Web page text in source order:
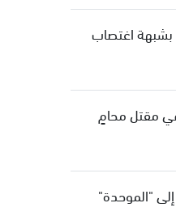
بشبهة اغتصاب
مقتل محامٍ
"الموحدة"